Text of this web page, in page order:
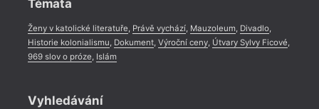
Témata
Ženy v katolické literatuře, Právě vychází, Mauzoleum, Divadlo,
Historie kolonialismu, Dokument, Výroční ceny, Útvary Sylvy Ficové,
969 slov o próze, Islám
Vyhledávání